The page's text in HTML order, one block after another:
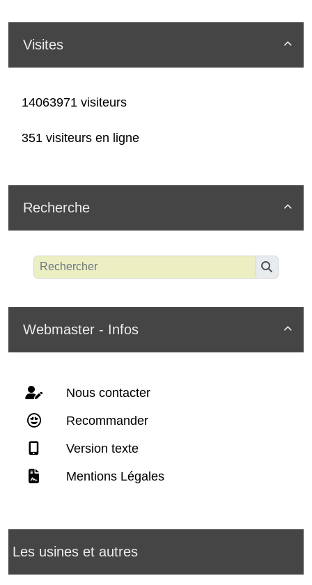

Visites
14063971 visiteurs
351 visiteurs en ligne

Recherche

Webmaster - Infos
Nous contacter
Recommander
Version texte
Mentions Légales
Les usines et autres